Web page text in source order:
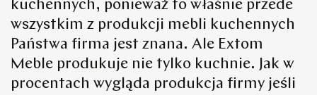
kuchennych, ponieważ to właśnie przede
wszystkim z produkcji mebli kuchennych
Państwa firma jest znana. Ale Extom
Meble produkuje nie tylko kuchnie. Jak w
procentach wygląda produkcja firmy jeśli